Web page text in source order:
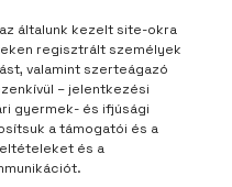
általunk kezelt site-okra
regisztrált személyek
valamint szerteágazó
– jelentkezési
gyermek- és ifjúsági
a támogatói és a
és a